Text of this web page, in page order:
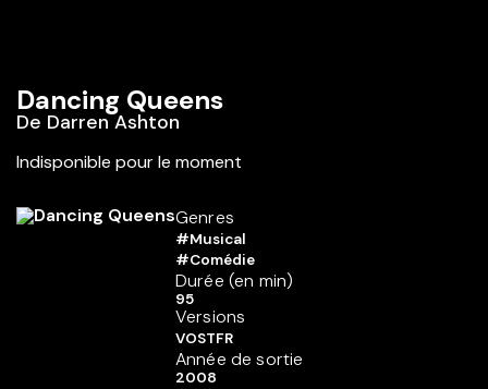
Dancing Queens
De Darren Ashton
Indisponible pour le moment
Genres
#Musical
#Comédie
Durée (en min)
95
Versions
VOSTFR
Année de sortie
2008